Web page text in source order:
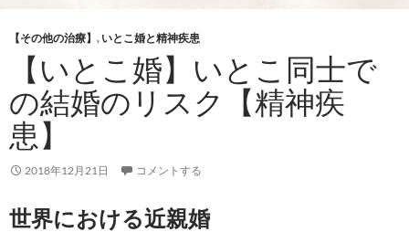
【その他の治療】 , いとこ婚と精神疾患
【いとこ婚】いとこ同士で
の結婚のリスク【精神疾
患】
2018年12月21日 コメントする
世界における近親婚